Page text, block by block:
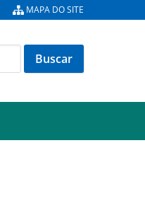
MAPA DO SITE